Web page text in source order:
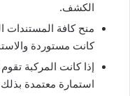
الكشف.
منح كافة المستندات
كانت مستوردة
إذا كانت المركبة
استمارة معتمدة